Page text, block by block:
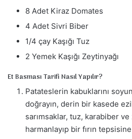
8 Adet Kiraz Domates
4 Adet Sivri Biber
1/4 çay Kaşığı Tuz
2 Yemek Kaşığı Zeytinyağı
Et Basması Tarifi Nasıl Yapılır?
Patateslerin kabuklarını
doğrayın, derin bir kasede
sarımsaklar, tuz, karabiber ve
harmanlayıp bir fırın